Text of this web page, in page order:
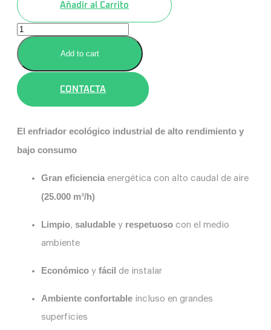
Añadir al Carrito
Cool
7
(25000m3/h)
quantity
Add to cart
CONTACTA
El enfriador ecológico industrial de alto rendimiento y
bajo consumo
Gran eficienciaenergética con alto caudal de aire
(25.000 m³/h)
Limpio, saludable y respetuoso con el medio
ambiente
Económico y fácil de instalar
Ambiente confortable incluso en grandes
superficies